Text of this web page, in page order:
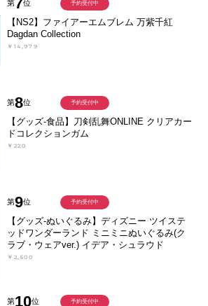
第 位
【NS2】ファイアーエムブレム 万紫千紅
Dagdan Collection
￥14,979
予約受付中
第8位
【グッズ-食品】刀剣乱舞ONLINE クリアカー
ドコレクションガム
￥220
予約受付中
第9位
【グッズ-ぬいぐるみ】ディズニー ツイステ
ッドワンダーランド ミニミニぬいぐるみ(ク
ラブ・ウェアver.) イデア・シュラウド
￥2,500
予約受付中
第10位 予約受付中